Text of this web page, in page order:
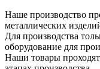
Наше производство
металлических
Для производства
оборудование для
Наши товары проходят